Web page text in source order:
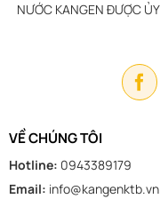
NƯỚC KANGEN ĐƯỢC
VỀ CHÚNG TÔI
Hotline: 0943389179
Email: info@kangenktb.vn